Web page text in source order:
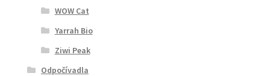
WOW Cat
Yarrah Bio
Ziwi Peak
Odpočívadla